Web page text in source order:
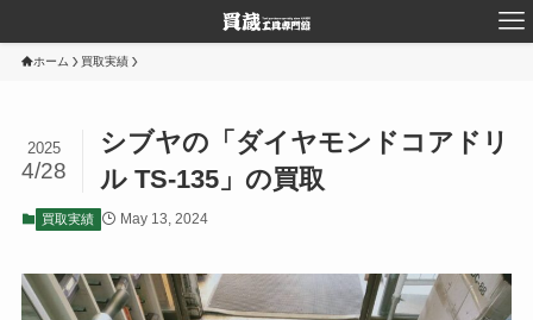
ホーム 買取実績
シブヤの「ダイヤモンドコアドリ
ル TS-135」の買取
2025
4/28
買取実績 May 13, 2024